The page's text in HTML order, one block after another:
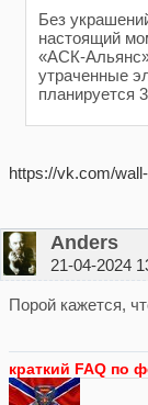
Без
настоящий
«АСК-
утраченные
планируется
https://vk.com/
Anders
21-04-2024
Порой кажется,
краткий FAQ по